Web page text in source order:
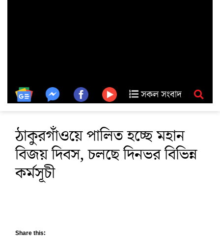
সকল সংবাদ
ঠাকুরগাঁওয়ে পালিত হচ্ছে মহান
বিজয় দিবস, চলছে দিনভর বিভিন্ন
কর্মসূচী
Share this: